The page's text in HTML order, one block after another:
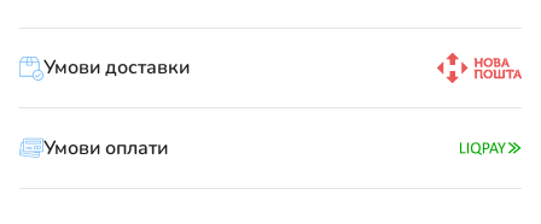
Умови доставки
Умови оплати